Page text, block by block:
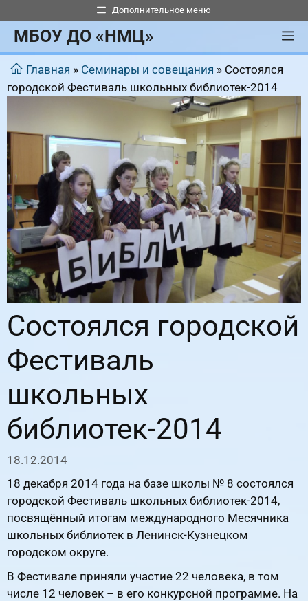
к
содержимому
Дополнительное меню
МБОУ ДО «НМЦ»
Главная » Семинары и совещания » Состоялся
городской Фестиваль школьных библиотек-2014
Состоялся городской
Фестиваль
школьных
библиотек-2014
18.12.2014
18 декабря 2014 года на базе школы № 8 состоялся
городской Фестиваль школьных библиотек-2014,
посвящённый итогам международного Месячника
школьных библиотек в Ленинск-Кузнецком
городском округе.
В Фестивале приняли участие 22 человека, в том
числе 12 человек – в его конкурсной программе. На